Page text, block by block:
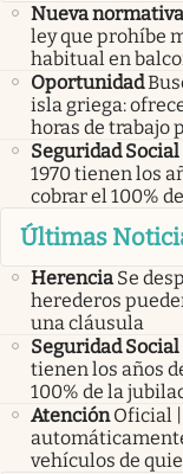
Nueva normativa
ley que prohíbe
habitual en
Oportunidad
isla griega:
horas de trabajo
Seguridad Social
1970 tienen los
cobrar el 100%
Últimas
Herencia Se
herederos
una cláusula
Seguridad Social
tienen los años
100% de la
Atención Oficial
vehículos de